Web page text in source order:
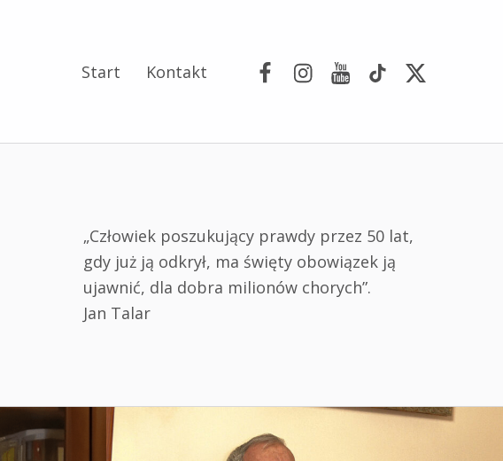
Start Kontakt
„Człowiek poszukujący prawdy przez 50 lat,
gdy już ją odkrył, ma święty obowiązek ją
ujawnić, dla dobra milionów chorych”.
Jan Talar